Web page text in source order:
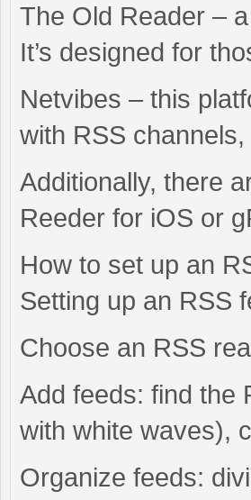
The Old Reader –
It’s designed for
Netvibes – this
with RSS
Additionally, there
Reeder for iOS or
How to set up an
Setting up an RSS
Choose an RSS
Add feeds: find the
with white waves),
Organize feeds: